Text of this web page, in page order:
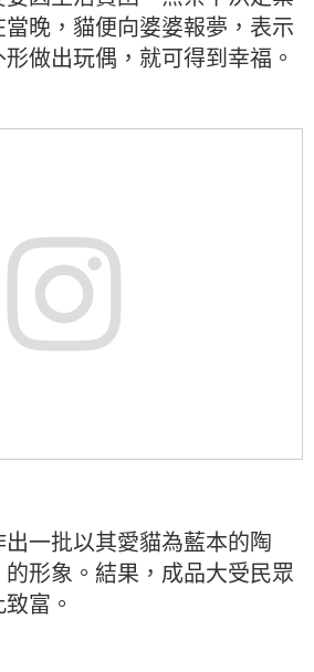
晚，貓便向婆婆報夢，表示
做出玩偶，就可得到幸福。
一批以其愛貓為藍本的陶
形象。結果，成品大受民眾
富。